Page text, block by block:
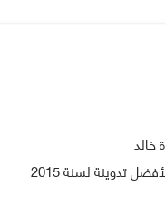
خالد
تدوينة لسنة 2015